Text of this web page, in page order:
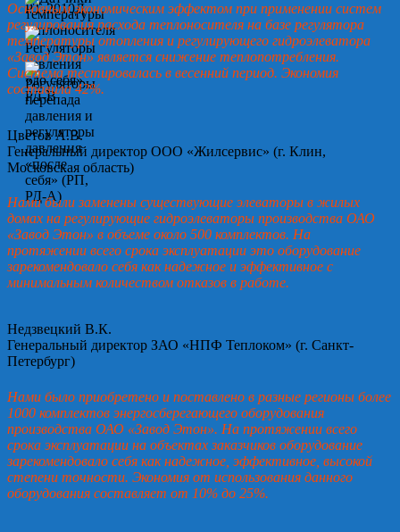
Основным экономическим эффектом при применении систем
регулирования расхода теплоносителя на базе регулятора
температуры отопления и регулирующего гидроэлеватора
«Завод Этон» является снижение теплопотребления.
Система тестировалась в весенний период. Экономия
составила 42%.
Цветов А.В.
Генеральный директор ООО «Жилсервис» (г. Клин,
Московская область)
Нами были заменены существующие элеваторы в жилых
домах на регулирующие гидроэлеваторы производства ОАО
«Завод Этон» в объеме около 500 комплектов. На
протяжении всего срока эксплуатации это оборудование
зарекомендовало себя как надежное и эффективное с
минимальным количеством отказов в работе.
Недзвецкий В.К.
Генеральный директор ЗАО «НПФ Теплоком» (г. Санкт-
Петербург)
Нами было приобретено и поставлено в разные регионы более
1000 комплектов энергосберегающего оборудования
производства ОАО «Завод Этон». На протяжении всего
срока эксплуатации на объектах заказчиков оборудование
зарекомендовало себя как надежное, эффективное, высокой
степени точности. Экономия от использования данного
оборудования составляет от 10% до 25%.